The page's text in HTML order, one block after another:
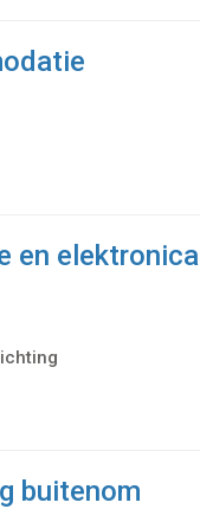
en elektronica
buitenom